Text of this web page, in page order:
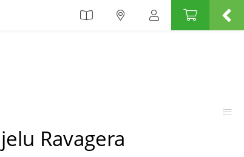
Ravagera